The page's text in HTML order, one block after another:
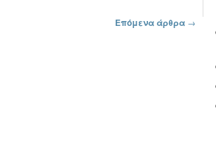
Επόμενα άρθρα →